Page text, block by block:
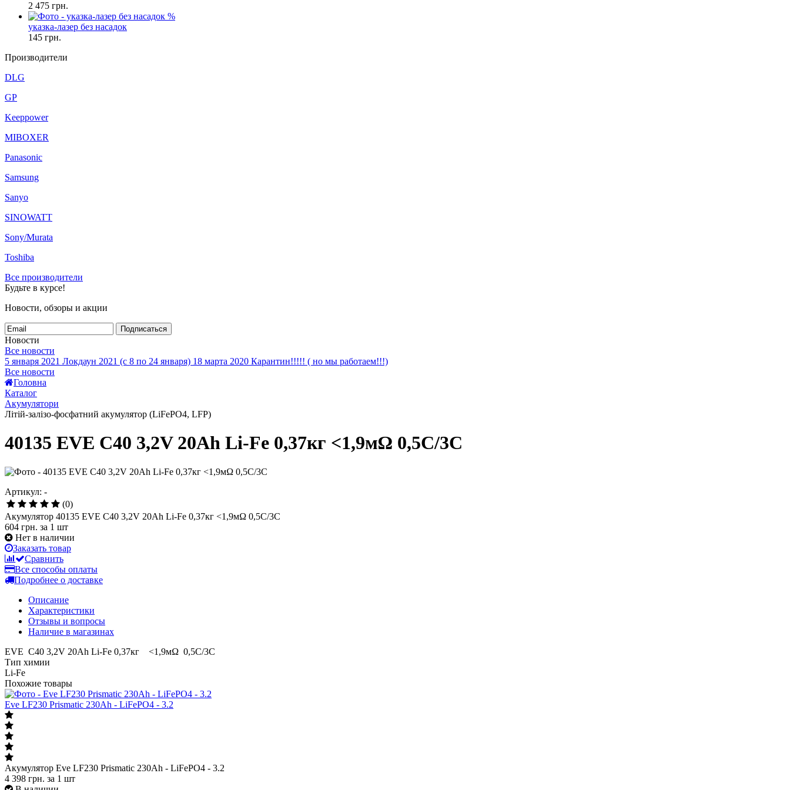
2 475 грн.
%
указка-лазер без насадок
145 грн.
Производители
DLG
GP
Keeppower
MIBOXER
Panasonic
Samsung
Sanyo
SINOWATT
Sony/Murata
Toshiba
Все производители
Будьте в курсе!
Новости, обзоры и акции
Подписаться
Новости
Все новости
5 января 2021 Локдаун 2021 (с 8 по 24 января) 18 марта 2020 Карантин!!!!! ( но мы работаем!!!)
Все новости
Головна
Каталог
Акумулятори
Літій-залізо-фосфатний акумулятор (LiFePO4, LFP)
40135 EVE C40 3,2V 20Ah Li-Fe 0,37кг <1,9мΩ 0,5С/3С
Артикул: -
(0)
Акумулятор 40135 EVE C40 3,2V 20Ah Li-Fe 0,37кг <1,9мΩ 0,5С/3С
604 грн. за 1 шт
Нет в наличии
Заказать товар
Сравнить
Все способы оплаты
Подробнее о доставке
Описание
Характеристики
Отзывы и вопросы
Наличие в магазинах
EVE C40 3,2V 20Ah Li-Fe 0,37кг <1,9мΩ 0,5С/3С
Тип химии
Li-Fe
Похожие товары
Eve LF230 Prismatic 230Ah - LiFePO4 - 3.2
Акумулятор Eve LF230 Prismatic 230Ah - LiFePO4 - 3.2
4 398 грн. за 1 шт